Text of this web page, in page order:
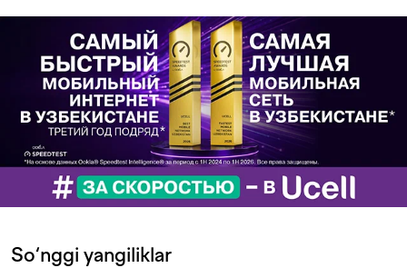
So‘nggi yangiliklar